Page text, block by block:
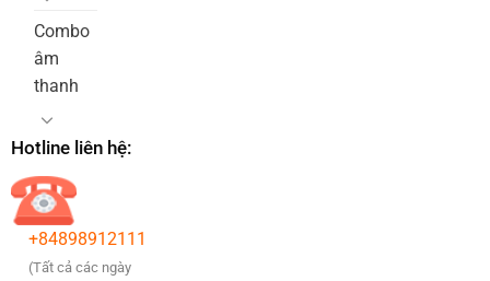
Combo
âm
thanh
Hotline liên hệ:
+84898912111
(Tất cả các ngày